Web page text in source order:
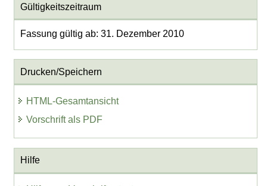
Gültigkeitszeitraum
Fassung gültig ab: 31. Dezember 2010
Drucken/Speichern
HTML-Gesamtansicht
Vorschrift als PDF
Hilfe